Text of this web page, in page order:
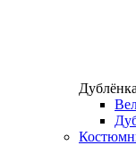
Дублёнка